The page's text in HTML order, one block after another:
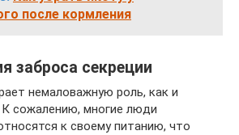
после кормления
заброса секреции
немаловажную роль, как и
сожалению, многие люди
к своему питанию, что